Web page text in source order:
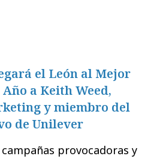
el León al Mejor
a Keith Weed,
y miembro del
de Unilever
provocadoras y